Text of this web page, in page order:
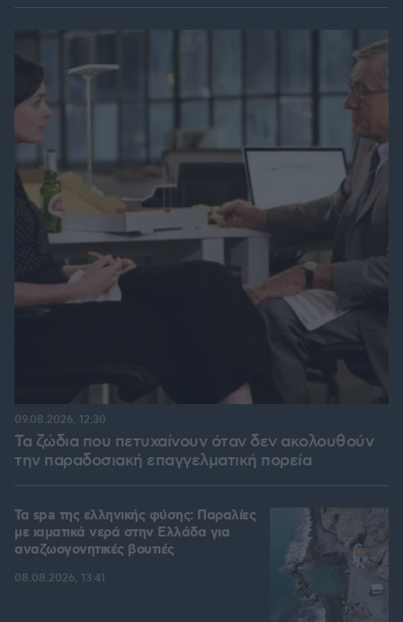
Τα ζώδια που πετυχαίνουν όταν δεν ακολουθούν
την παραδοσιακή επαγγελματική πορεία
09.08.2026, 12:30
Τα spa της ελληνικής φύσης: Παραλίες
με ιαματικά νερά στην Ελλάδα για
αναζωογονητικές βουτιές
08.08.2026, 13:41